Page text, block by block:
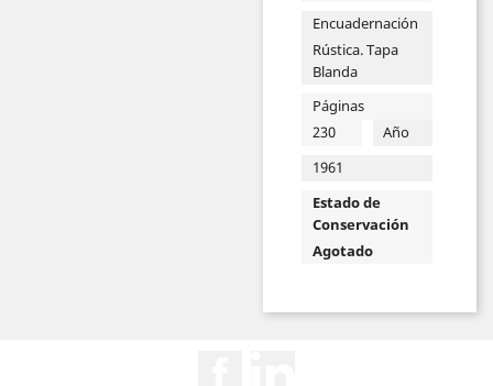
Encuadernación
Rústica. Tapa
Blanda
Páginas
230
Año
1961
Estado de
Conservación
Agotado